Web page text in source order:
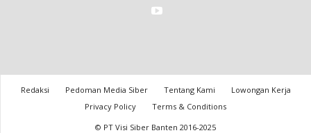
Redaksi Pedoman Media Siber Tentang Kami
Lowongan Kerja
Privacy Policy
Terms & Conditions
© PT Visi Siber Banten 2016-2025